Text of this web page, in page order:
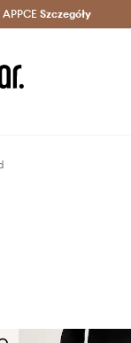
nawet w 24h >
Szczegóły